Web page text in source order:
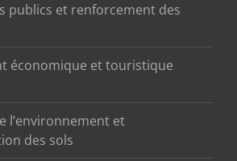
publics et renforcement des
économique et touristique
l’environnement et
des sols